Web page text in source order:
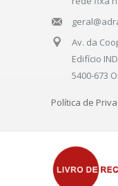
Av. da
Edifício
5400-673
Política de